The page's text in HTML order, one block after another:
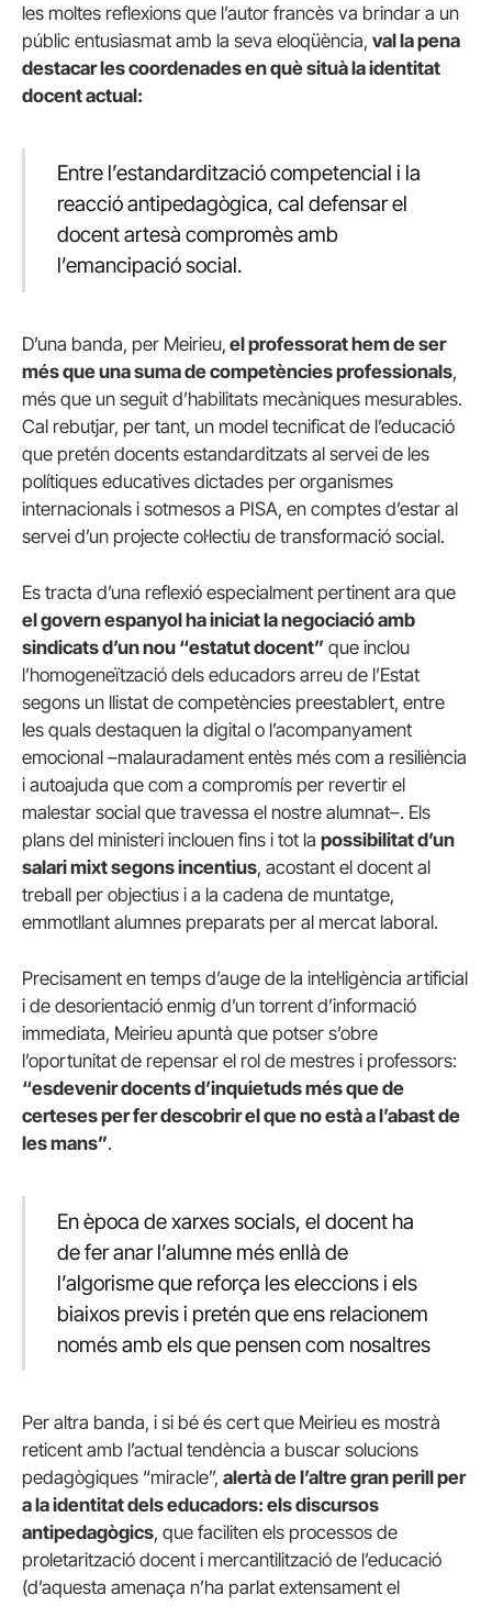
les moltes reflexions que l’autor francès va brindar a un
públic entusiasmat amb la seva eloqüència, val la pena
destacar les coordenades en què situà la identitat
docent actual:
Entre l’estandardització competencial i la
reacció antipedagògica, cal defensar el
docent artesà compromès amb
l’emancipació social.
D’una banda, per Meirieu, el professorat hem de ser
més que una suma de competències professionals,
més que un seguit d’habilitats mecàniques mesurables.
Cal rebutjar, per tant, un model tecnificat de l’educació
que pretén docents estandarditzats al servei de les
polítiques educatives dictades per organismes
internacionals i sotmesos a PISA, en comptes d’estar al
servei d’un projecte col·lectiu de transformació social.
Es tracta d’una reflexió especialment pertinent ara que
el govern espanyol ha iniciat la negociació amb
sindicats d’un nou “estatut docent” que inclou
l’homogeneïtzació dels educadors arreu de l’Estat
segons un llistat de competències preestablert, entre
les quals destaquen la digital o l’acompanyament
emocional –malauradament entès més com a resiliència
i autoajuda que com a compromís per revertir el
malestar social que travessa el nostre alumnat–. Els
plans del ministeri inclouen fins i tot la possibilitat d’un
salari mixt segons incentius, acostant el docent al
treball per objectius i a la cadena de muntatge,
emmotllant alumnes preparats per al mercat laboral.
Precisament en temps d’auge de la intel·ligència artificial
i de desorientació enmig d’un torrent d’informació
immediata, Meirieu apuntà que potser s’obre
l’oportunitat de repensar el rol de mestres i professors:
“esdevenir docents d’inquietuds més que de
certeses per fer descobrir el que no està a l’abast de
les mans”.
En època de xarxes socials, el docent ha
de fer anar l’alumne més enllà de
l’algorisme que reforça les eleccions i els
biaixos previs i pretén que ens relacionem
només amb els que pensen com nosaltres
Per altra banda, i si bé és cert que Meirieu es mostrà
reticent amb l’actual tendència a buscar solucions
pedagògiques “miracle”, alertà de l’altre gran perill per
a la identitat dels educadors: els discursos
antipedagògics, que faciliten els processos de
proletarització docent i mercantilització de l’educació
(d’aquesta amenaça n’ha parlat extensament el